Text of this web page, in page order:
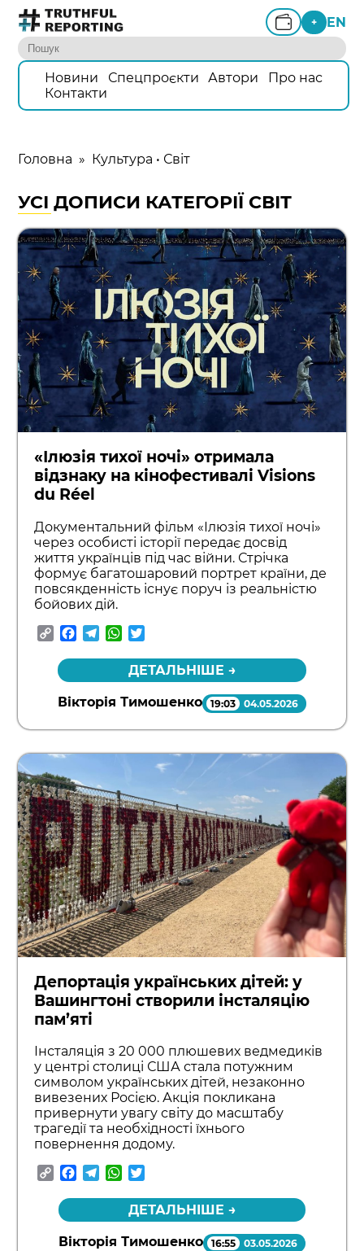
+ EN
Новини Спецпроєкти Автори
Про нас
Контакти
Головна » Культура • Світ
УСІ ДОПИСИ КАТЕГОРІЇ СВІТ
«Ілюзія тихої ночі» отримала
відзнаку на кінофестивалі Visions
du Réel
Документальний фільм «Ілюзія тихої ночі»
через особисті історії передає досвід
життя українців під час війни. Стрічка
формує багатошаровий портрет країни, де
повсякденність існує поруч із реальністю
бойових дій.
CopyFacebook
TelegramWhatsApp
ДЕТАЛЬНІШЕ →
Вікторія Тимошенко 19:03 04.05.2026
Депортація українських дітей: у
Вашингтоні створили інсталяцію
пам’яті
Інсталяція з 20 000 плюшевих ведмедиків
у центрі столиці США стала потужним
символом українських дітей, незаконно
вивезених Росією. Акція покликана
привернути увагу світу до масштабу
трагедії та необхідності їхнього
повернення додому.
CopyFacebook
TelegramWhatsApp
ДЕТАЛЬНІШЕ →
Вікторія Тимошенко 16:55 03.05.2026